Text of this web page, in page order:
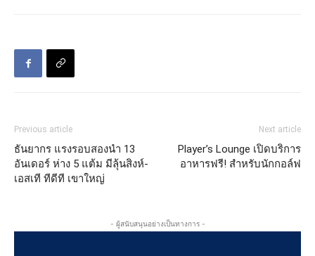
Previous article
ธันยากร แรงรอบสองนำ 13
อันเดอร์ ห่าง 5 แต้ม มีลุ้นสิงห์-
เอสเที ทีดีที เขาใหญ่
Next article
Player’s Lounge เปิดบริการ
อาหารฟรี! สำหรับนักกอล์ฟ
- ผู้สนับสนุนอย่างเป็นทางการ -